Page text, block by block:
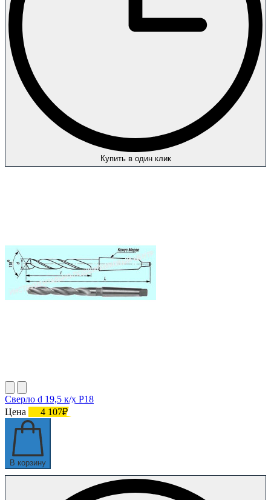
Купить в один клик
Сверло d 19,5 к/х Р18
Цена
4 107₽
В корзину